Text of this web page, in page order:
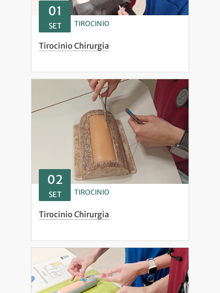
01
SET TIROCINIO
Tirocinio Chirurgia
02
SET TIROCINIO
Tirocinio Chirurgia